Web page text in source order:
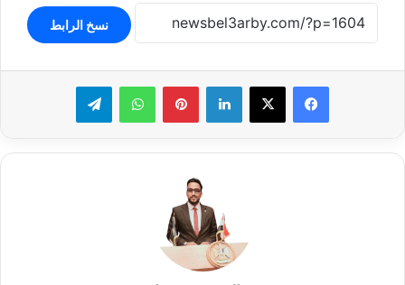
نسخ الرابط
لينكدإن بينتيريستواتساب تيلقرام